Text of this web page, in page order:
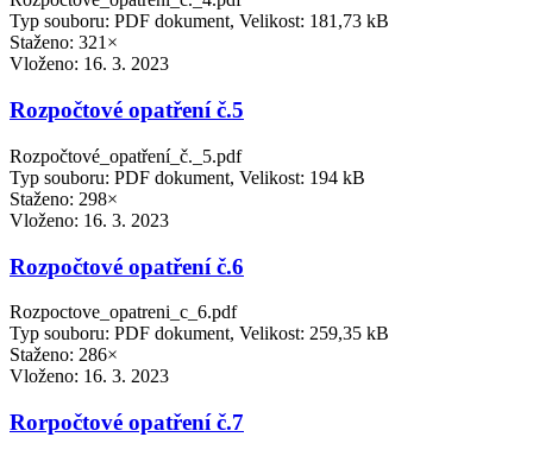
Typ souboru: PDF dokument, Velikost: 181,73 kB
Staženo: 321×
Vloženo: 16. 3. 2023
Rozpočtové opatření č.5
Rozpočtové_opatření_č._5.pdf
Typ souboru: PDF dokument, Velikost: 194 kB
Staženo: 298×
Vloženo: 16. 3. 2023
Rozpočtové opatření č.6
Rozpoctove_opatreni_c_6.pdf
Typ souboru: PDF dokument, Velikost: 259,35 kB
Staženo: 286×
Vloženo: 16. 3. 2023
Rorpočtové opatření č.7